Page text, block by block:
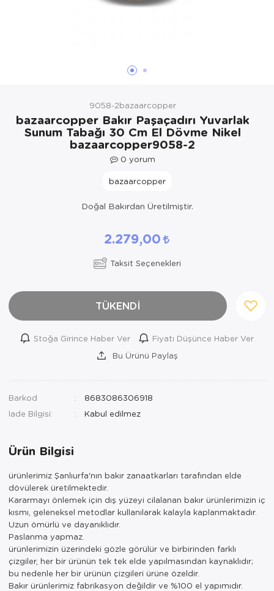
9058-2bazaarcopper
bazaarcopper Bakır Paşaçadırı Yuvarlak
Sunum Tabağı 30 Cm El Dövme Nikel
bazaarcopper9058-2
0 yorum
bazaarcopper
Doğal Bakırdan Üretilmiştir.
2.279,00
Taksit Seçenekleri
TÜKENDİ
Stoğa Girince Haber Ver
Fiyatı Düşünce Haber Ver
Bu Ürünü Paylaş
Barkod
8683086306918
İade Bilgisi:
Ürün Bilgisi
ürünlerimiz Şanlıurfa'nın bakır zanaatkarları tarafından elde
dövülerek üretilmektedir.
Kararmayı önlemek için dış yüzeyi cilalanan bakır ürünlerimizin iç
kısmı, geleneksel metodlar kullanılarak kalayla kaplanmaktadır.
Uzun ömürlü ve dayanıklıdır.
Paslanma yapmaz.
ürünlerimizin üzerindeki gözle görülür ve birbirinden farklı
çizgiler, her bir ürünün tek tek elde yapılmasından kaynaklıdır;
bu nedenle her bir ürünün çizgileri ürüne özeldir.
Bakır ürünlerimiz fabrikasyon değildir ve %100 el yapımıdır.